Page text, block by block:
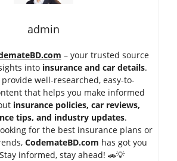
admin
– your trusted source
into insurance and car details.
well-researched, easy-to-
that helps you make informed
insurance policies, car reviews,
tips, and industry updates.
for the best insurance plans or
CodemateBD.com has got you
informed, stay ahead! 🚗💡